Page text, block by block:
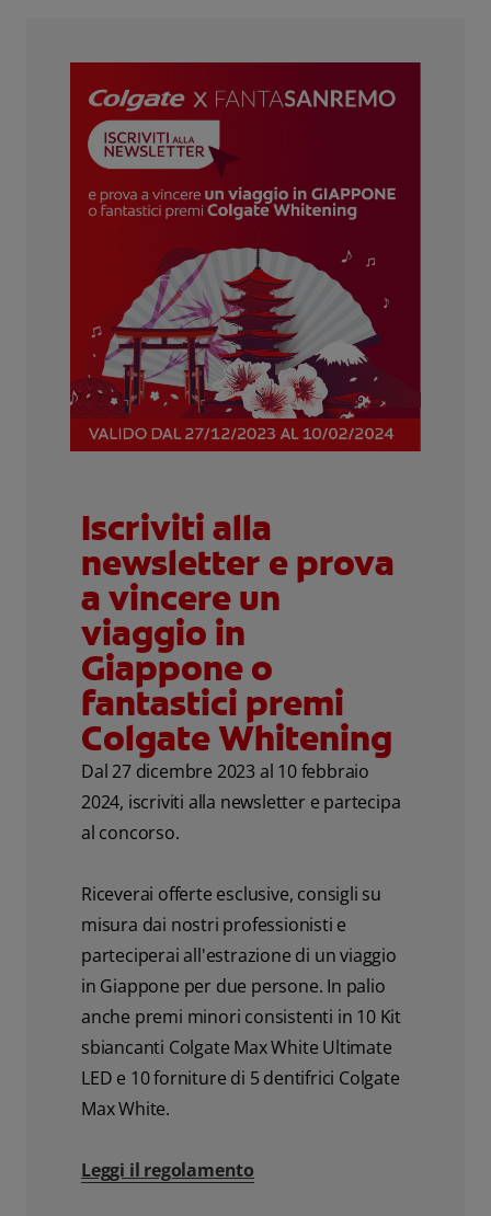
Iscriviti alla
newsletter e prova
a vincere un
viaggio in
Giappone o
fantastici premi
Colgate Whitening
Dal 27 dicembre 2023 al 10 febbraio
2024, iscriviti alla newsletter e partecipa
al concorso.
Riceverai offerte esclusive, consigli su
misura dai nostri professionisti e
parteciperai all'estrazione di un viaggio
in Giappone per due persone. In palio
anche premi minori consistenti in 10 Kit
sbiancanti Colgate Max White Ultimate
LED e 10 forniture di 5 dentifrici Colgate
Max White.
Leggi il regolamento